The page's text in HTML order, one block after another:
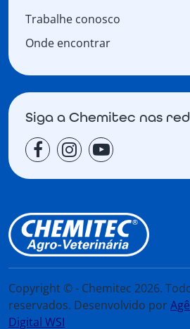
Trabalhe conosco
Onde encontrar
Siga a Chemitec nas
Copyright © - Chemitec 2026.
reservados. Desenvolvido por
Digital WSI